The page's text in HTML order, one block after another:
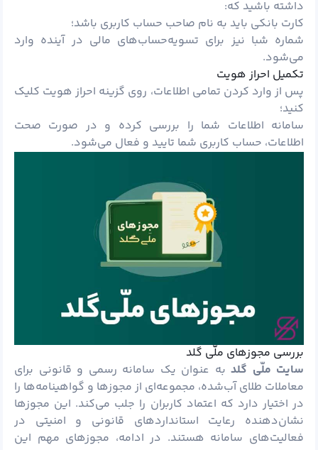
داشته باشید که:
کارت بانکی باید به نام صاحب حساب کاربری باشد؛
شماره شبا نیز برای تسویه‌حساب‌های مالی در آینده وارد
می‌شود.
تکمیل احراز هویت
پس از وارد کردن تمامی اطلاعات، روی گزینه احراز هویت کلیک
کنید؛
سامانه اطلاعات شما را بررسی کرده و در صورت صحت
اطلاعات، حساب کاربری شما تایید و فعال می‌شود.
بررسی مجوزهای ملّی گلد
سایت ملّی گلد به‌ عنوان یک سامانه رسمی و قانونی برای
معاملات طلای آب‌شده، مجموعه‌ای از مجوزها و گواهینامه‌ها را
در اختیار دارد که اعتماد کاربران را جلب می‌کند. این مجوزها
نشان‌دهنده رعایت استانداردهای قانونی و امنیتی در
فعالیت‌های سامانه هستند. در ادامه، مجوزهای مهم این